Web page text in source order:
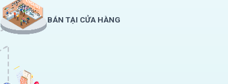
BÁN TẠI CỬA HÀNG